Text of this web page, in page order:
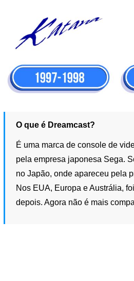
O que é Dreamcast?
É uma marca de console de
pela empresa japonesa Sega.
no Japão, onde apareceu pela
Nos EUA, Europa e Austrália,
depois. Agora não é mais